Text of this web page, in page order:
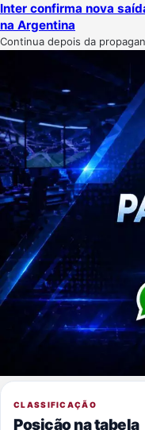
Inter confirma nova
na Argentina
Continua depois da
CLASSIFICAÇÃO
Posição na tabela